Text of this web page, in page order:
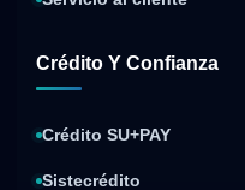
Crédito Y Confianza
Crédito SU+PAY
Sistecrédito